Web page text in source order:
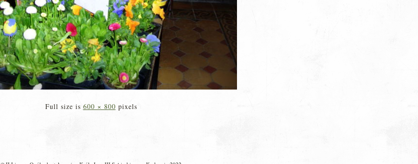
Full size is 600 × 800 pixels